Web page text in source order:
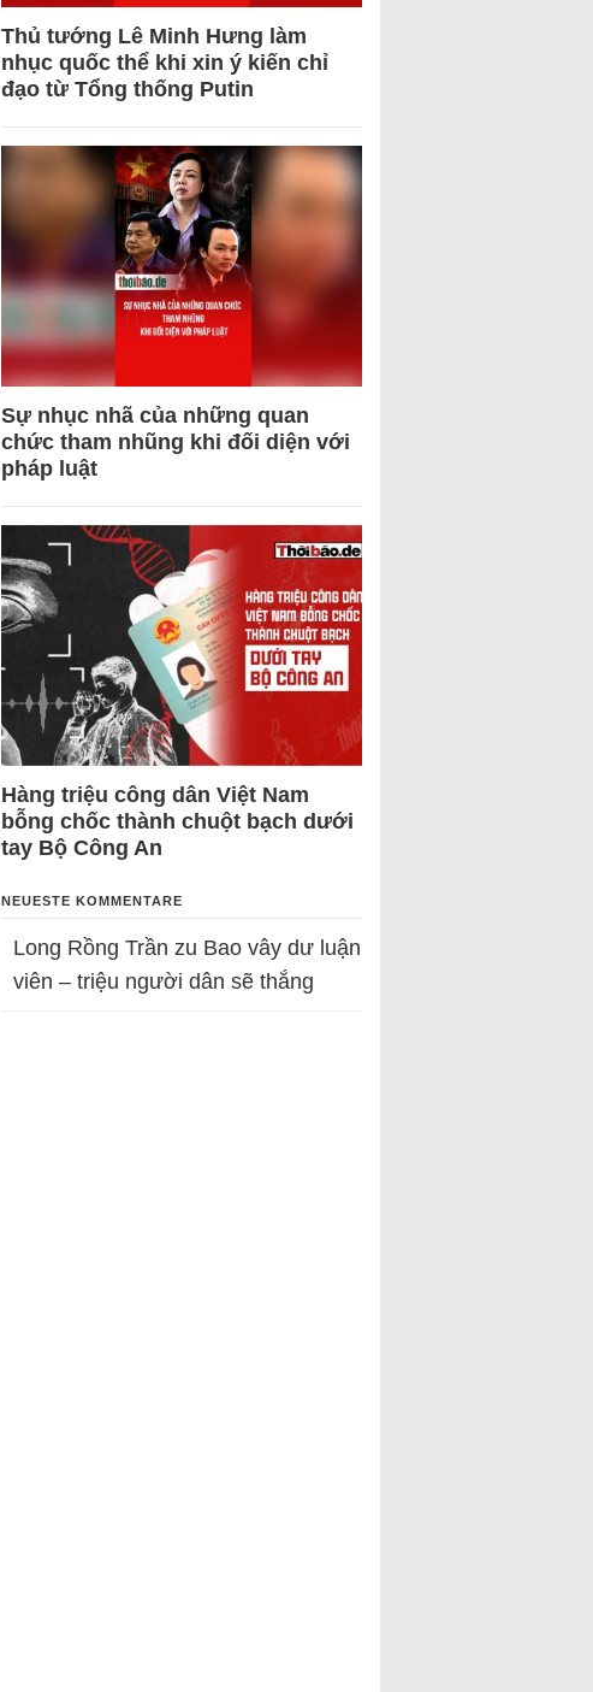
Thủ tướng Lê Minh Hưng làm
nhục quốc thể khi xin ý kiến chỉ
đạo từ Tổng thống Putin
Sự nhục nhã của những quan
chức tham nhũng khi đối diện với
pháp luật
Hàng triệu công dân Việt Nam
bỗng chốc thành chuột bạch dưới
tay Bộ Công An
NEUESTE KOMMENTARE
Long Rồng Trần zu Bao vây dư luận
viên – triệu người dân sẽ thắng